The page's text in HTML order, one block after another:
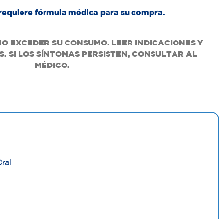
fórmula médica para su compra.
EXCEDER SU CONSUMO. LEER INDICACIONES Y
SI LOS SÍNTOMAS PERSISTEN, CONSULTAR AL
MÉDICO.